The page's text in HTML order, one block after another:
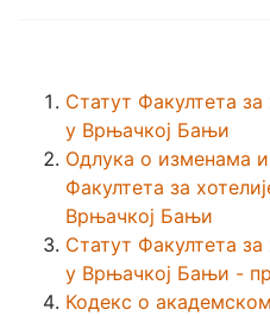
Статут Факултета
у Врњачкој Бањи
Одлука о изменама
Факултета за
Врњачкој Бањи
Статут Факултета
у Врњачкој Бањи -
Кодекс о